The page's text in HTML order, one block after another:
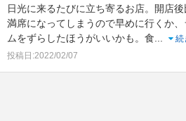
日光に来るたびに立ち寄るお店。開店後
満席になってしまうので早めに行くか、
ムをずらしたほうがいいかも。食
続
投稿日:2022/02/07